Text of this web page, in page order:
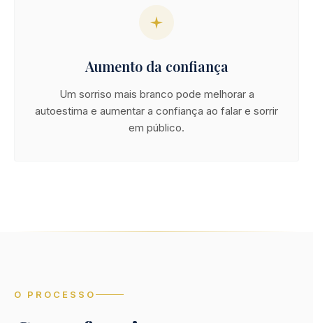
Aumento da confiança
Um sorriso mais branco pode melhorar a
autoestima e aumentar a confiança ao falar e sorrir
em público.
O PROCESSO